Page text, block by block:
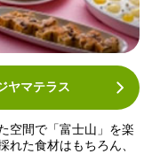
ヤマテラス
空間で「富士山」を楽
れた食材はもちろん、